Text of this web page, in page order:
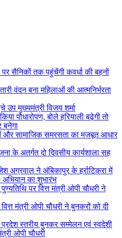
पर सैनिकों तक पहुंचेंगी कवर्धा की बहनों
वंदन बना महिलाओं की आत्मनिर्भरता
उप मुख्यमंत्री विजय शर्मा
पौधारोपण, बोले हरियाली बढ़ेगी तो
बनेगा
सामाजिक समरसता का मजबूत आधार
के अतर्गत दो दिवसीय कार्यशाला सह
अग्रवाल ने अंबिकापुर के हर्राटिकरा में
का शुभारंभ
पर वित्त मंत्री ओपी चौधरी ने
मंत्री ओपी चौधरी ने बुनकरों को दी
प्रदेश स्तरीय बुनकर सम्मेलन एवं स्वदेशी
ओपी चौधरी